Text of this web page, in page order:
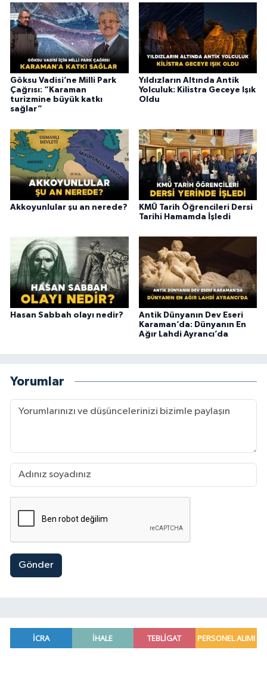
Göksu Vadisi’ne Milli Park
Çağrısı: “Karaman
turizmine büyük katkı
sağlar”
Yıldızların Altında Antik
Yolculuk: Kilistra Geceye Işık
Oldu
Akkoyunlular şu an nerede?
KMÜ Tarih Öğrencileri Dersi
Tarihi Hamamda İşledi
Hasan Sabbah olayı nedir?
Antik Dünyanın Dev Eseri
Karaman’da: Dünyanın En
Ağır Lahdi Ayrancı’da
Yorumlar
Gönder